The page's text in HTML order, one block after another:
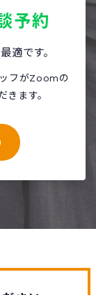
予約
適です。
フがZoomの
きます。